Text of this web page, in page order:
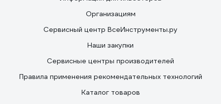
Организациям
Сервисный центр ВсеИнструменты.ру
Наши закупки
Сервисные центры производителей
Правила применения рекомендательных технологий
Каталог товаров